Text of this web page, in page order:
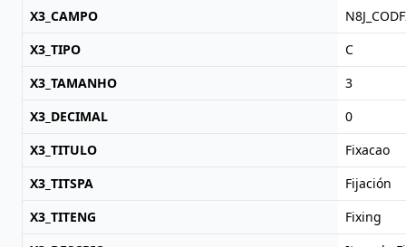
X3_CAMPO
X3_TIPO
C
X3_TAMANHO
3
X3_DECIMAL
0
X3_TITULO
Fixacao
X3_TITSPA
Fijación
X3_TITENG
Fixing